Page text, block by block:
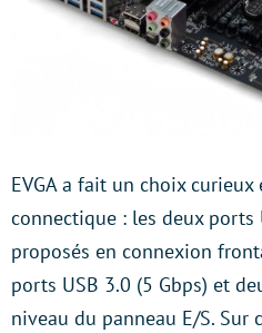
EVGA a fait un choix
connectique : les deux ports
proposés en connexion
ports USB 3.0 (5 Gbps) et
niveau du panneau E/S. Sur